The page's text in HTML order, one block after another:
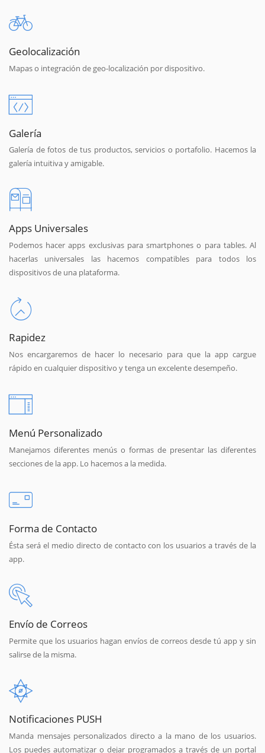
Geolocalización
Mapas o integración de geo-localización por dispositivo.
Galería
Galería de fotos de tus productos, servicios o portafolio. Hacemos la
galería intuitiva y amigable.
Apps Universales
Podemos hacer apps exclusivas para smartphones o para tables. Al
hacerlas universales las hacemos compatibles para todos los
dispositivos de una plataforma.
Rapidez
Nos encargaremos de hacer lo necesario para que la app cargue
rápido en cualquier dispositivo y tenga un excelente desempeño.
Menú Personalizado
Manejamos diferentes menús o formas de presentar las diferentes
secciones de la app. Lo hacemos a la medida.
Forma de Contacto
Ésta será el medio directo de contacto con los usuarios a través de la
app.
Envío de Correos
Permite que los usuarios hagan envíos de correos desde tú app y sin
salirse de la misma.
Notificaciones PUSH
Manda mensajes personalizados directo a la mano de los usuarios.
Los puedes automatizar o dejar programados a través de un portal